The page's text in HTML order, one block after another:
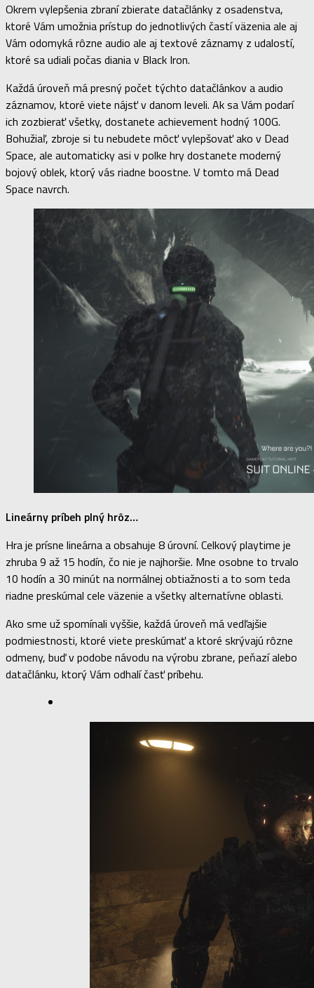
Okrem vylepšenia zbraní zbierate datačlánky z osadenstva,
ktoré Vám umožnia prístup do jednotlivých častí väzenia ale aj
Vám odomyká rôzne audio ale aj textové záznamy z udalostí,
ktoré sa udiali počas diania v Black Iron.
Každá úroveň má presný počet týchto datačlánkov a audio
záznamov, ktoré viete nájsť v danom leveli. Ak sa Vám podarí
ich zozbierať všetky, dostanete achievement hodný 100G.
Bohužiaľ, zbroje si tu nebudete môcť vylepšovať ako v Dead
Space, ale automaticky asi v polke hry dostanete moderný
bojový oblek, ktorý vás riadne boostne. V tomto má Dead
Space navrch.
Lineárny príbeh plný hrôz…
Hra je prísne lineárna a obsahuje 8 úrovní. Celkový playtime je
zhruba 9 až 15 hodín, čo nie je najhoršie. Mne osobne to trvalo
10 hodín a 30 minút na normálnej obtiažnosti a to som teda
riadne preskúmal cele väzenie a všetky alternatívne oblasti.
Ako sme už spomínali vyššie, každá úroveň má vedľajšie
podmiestnosti, ktoré viete preskúmať a ktoré skrývajú rôzne
odmeny, buď v podobe návodu na výrobu zbrane, peňazí alebo
datačlánku, ktorý Vám odhalí časť príbehu.